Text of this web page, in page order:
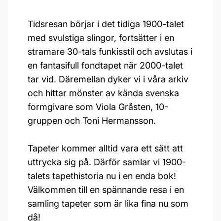
Tidsresan börjar i det tidiga 1900-talet
med svulstiga slingor, fortsätter i en
stramare 30-tals funkisstil och avslutas i
en fantasifull fondtapet när 2000-talet
tar vid. Däremellan dyker vi i våra arkiv
och hittar mönster av kända svenska
formgivare som Viola Gråsten, 10-
gruppen och Toni Hermansson.
Tapeter kommer alltid vara ett sätt att
uttrycka sig på. Därför samlar vi 1900-
talets tapethistoria nu i en enda bok!
Välkommen till en spännande resa i en
samling tapeter som är lika fina nu som
då!